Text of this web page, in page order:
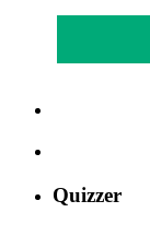
Quizzer